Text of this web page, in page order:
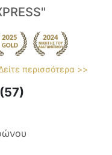
περισσότερα >>
(57)